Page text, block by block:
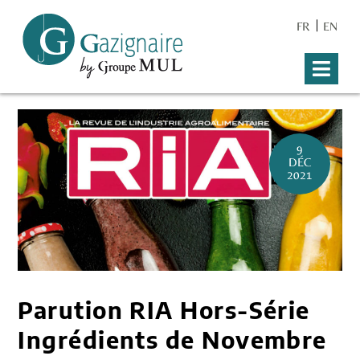
FR EN
9
DÉC
2021
Parution RIA Hors-Série
Ingrédients de Novembre